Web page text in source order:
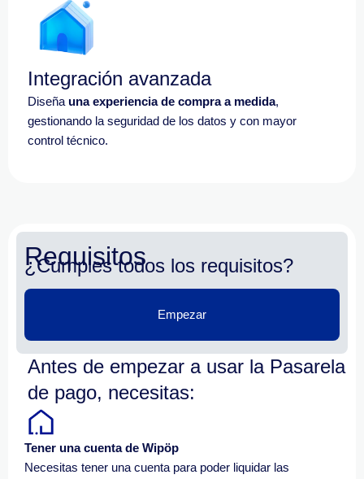
Integración avanzada
Diseña una experiencia de compra a medida,
gestionando la seguridad de los datos y con mayor
control técnico.
Requisitos
¿Cumples todos los requisitos?
Empezar
Antes de empezar a usar la Pasarela
de pago, necesitas:
Tener una cuenta de Wipöp
Necesitas tener una cuenta para poder liquidar las